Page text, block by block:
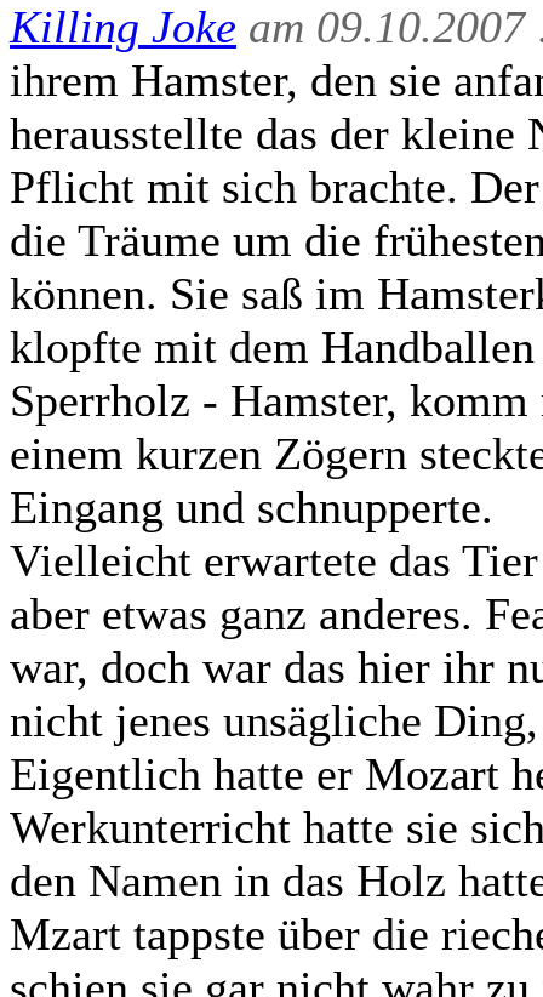
Killing Joke am 09.10.2007
ihrem Hamster, den sie
herausstellte das der kleine
Pflicht mit sich brachte.
die Träume um die
können. Sie saß im
klopfte mit dem
Sperrholz - Hamster,
einem kurzen Zögern
Eingang und schnupperte.
Vielleicht erwartete das
aber etwas ganz anderes.
war, doch war das hier ihr
nicht jenes unsägliche
Eigentlich hatte er Mozart
Werkunterricht hatte sie
den Namen in das Holz
Mzart tappste über die